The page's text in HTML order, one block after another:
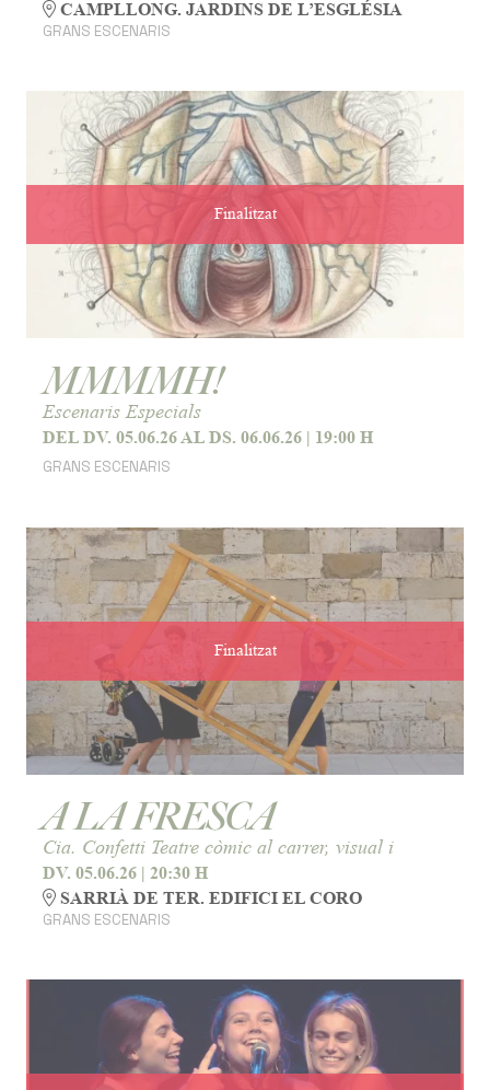
CAMPLLONG. JARDINS DE L’ESGLÉSIA
GRANS ESCENARIS
Finalitzat
MMMMH!
Escenaris Especials
DEL DV. 05.06.26AL DS. 06.06.26 | 19:00 H
GRANS ESCENARIS
Finalitzat
A LA FRESCA
Cia. Confetti Teatre còmic al carrer, visual i
DV. 05.06.26 | 20:30 H
SARRIÀ DE TER. EDIFICI EL CORO
GRANS ESCENARIS